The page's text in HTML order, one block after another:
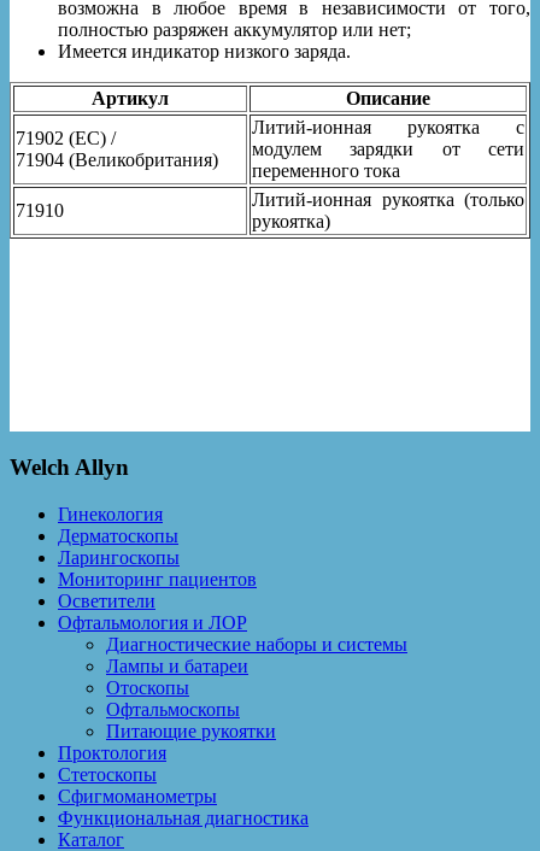
возможна в любое время в независимости от того,
полностью разряжен аккумулятор или нет;
Имеется индикатор низкого заряда.
Артикул
Описание
71902 (ЕС) /
71904 (Великобритания)
Литий-ионная рукоятка с
модулем зарядки от сети
переменного тока
71910
Литий-ионная рукоятка (только
рукоятка)
Welch Allyn
Гинекология
Дерматоскопы
Ларингоскопы
Мониторинг пациентов
Осветители
Офтальмология и ЛОР
Диагностические наборы и системы
Лампы и батареи
Отоскопы
Офтальмоскопы
Питающие рукоятки
Проктология
Стетоскопы
Сфигмоманометры
Функциональная диагностика
Каталог